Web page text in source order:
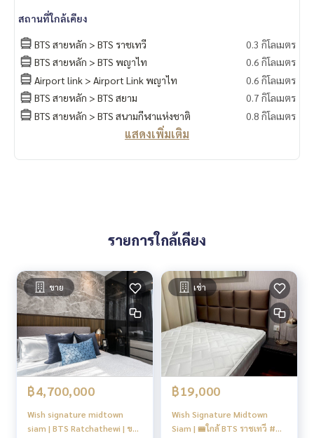
LINE ID : @BPP2019
-
#Ja
สถานที่ใกล้เคียง
BTS สายหลัก > BTS ราชเทวี
0.3 กิโลเมตร
BTS สายหลัก > BTS พญาไท
0.6 กิโลเมตร
Airport link > Airport Link พญาไท
0.6 กิโลเมตร
BTS สายหลัก > BTS สยาม
0.7 กิโลเมตร
BTS สายหลัก > BTS สนามกีฬาแห่งชาติ
0.8 กิโลเมตร
แสดงเพิ่มเติม
รายการใกล้เคียง
ขาย
฿4,700,000
Wish signature midtown
siam | BTS Ratchathewi | ขาย
เช่า
฿19,000
Wish Signature Midtown
Siam | 🚝ใกล้ BTS ราชเทวี #HL